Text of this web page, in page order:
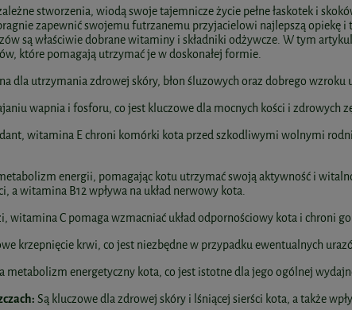
stworzenia, wiodą swoje tajemnicze życie pełne łaskotek i
zapewnić swojemu futrzanemu przyjacielowi najlepszą opiekę i
są właściwie dobrane witaminy i składniki odżywcze. W tym
które pomagają utrzymać je w doskonałej formie.
dla utrzymania zdrowej skóry, błon śluzowych oraz dobrego wzroku
wapnia i fosforu, co jest kluczowe dla mocnych kości i zdrowych
witamina E chroni komórki kota przed szkodliwymi wolnymi
energii, pomagając kotu utrzymać swoją aktywność i
a witamina B12 wpływa na układ nerwowy kota.
witamina C pomaga wzmacniać układ odpornościowy kota i chroni
krzepnięcie krwi, co jest niezbędne w przypadku ewentualnych
metabolizm energetyczny kota, co jest istotne dla jego ogólnej
Są kluczowe dla zdrowej skóry i lśniącej sierści kota, a także